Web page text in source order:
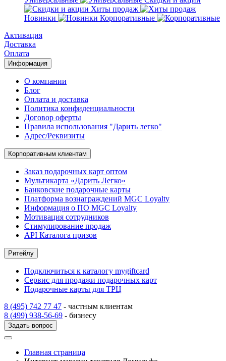
Хиты продаж
Новинки
Корпоративные
Активация
Доставка
Оплата
Информация
О компании
Блог
Оплата и доставка
Политика конфиденциальности
Договор оферты
Правила использования "Дарить легко"
Адрес/Реквизиты
Корпоративным клиентам
Заказ подарочных карт оптом
Мультикарта «Дарить Легко»
Банковские подарочные карты
Платформа вознаграждений MGC Loyalty
Информация о ПО MGC Loyalty
Мотивация сотрудников
Стимулирование продаж
API Каталога призов
Ритейлу
Подключиться к каталогу mygiftcard
Сервис для продажи подарочных карт
Подарочные карты для ТРЦ
8 (495) 742 77 47 - частным клиентам
8 (499) 938-56-69 - бизнесу
Задать вопрос
Главная страница